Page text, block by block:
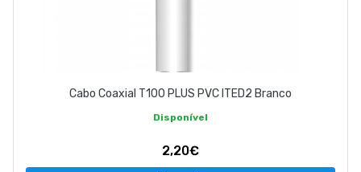
Cabo Coaxial T100 PLUS PVC ITED2 Branco
Disponível
2,20€